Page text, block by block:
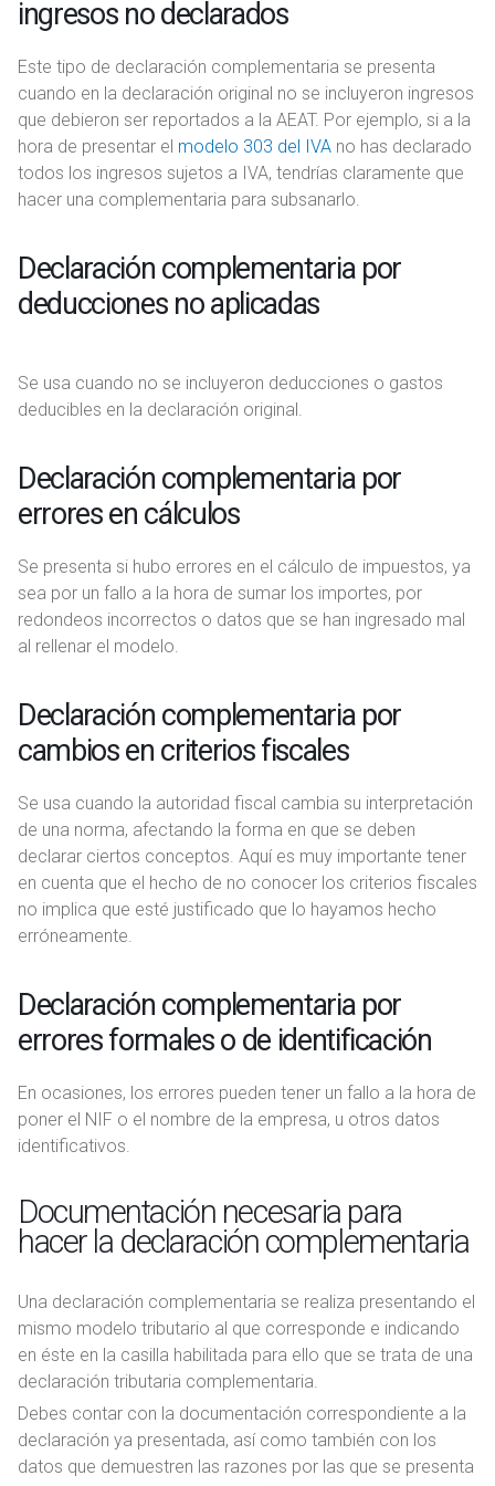
ingresos no declarados
Este tipo de declaración complementaria se presenta
cuando en la declaración original no se incluyeron ingresos
que debieron ser reportados a la AEAT. Por ejemplo, si a la
hora de presentar el modelo 303 del IVA no has declarado
todos los ingresos sujetos a IVA, tendrías claramente que
hacer una complementaria para subsanarlo.
Declaración complementaria por
deducciones no aplicadas
Se usa cuando no se incluyeron deducciones o gastos
deducibles en la declaración original.
Declaración complementaria por
errores en cálculos
Se presenta si hubo errores en el cálculo de impuestos, ya
sea por un fallo a la hora de sumar los importes, por
redondeos incorrectos o datos que se han ingresado mal
al rellenar el modelo.
Declaración complementaria por
cambios en criterios fiscales
Se usa cuando la autoridad fiscal cambia su interpretación
de una norma, afectando la forma en que se deben
declarar ciertos conceptos. Aquí es muy importante tener
en cuenta que el hecho de no conocer los criterios fiscales
no implica que esté justificado que lo hayamos hecho
erróneamente.
Declaración complementaria por
errores formales o de identificación
En ocasiones, los errores pueden tener un fallo a la hora de
poner el NIF o el nombre de la empresa, u otros datos
identificativos.
Documentación necesaria para
hacer la declaración complementaria
Una declaración complementaria se realiza presentando el
mismo modelo tributario al que corresponde e indicando
en éste en la casilla habilitada para ello que se trata de una
declaración tributaria complementaria.
Debes contar con la documentación correspondiente a la
declaración ya presentada, así como también con los
datos que demuestren las razones por las que se presenta